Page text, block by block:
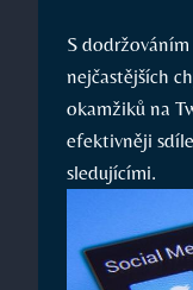
S
nejčastějších
okamžiků na
efektivněji
sledujícími.